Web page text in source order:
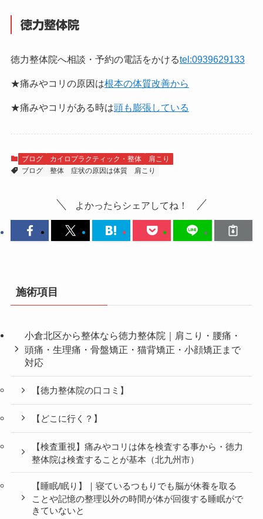
徳力整体院
徳力整体院へ相談・予約の電話をかけるtel:0939629133
★痛みやコリの原因は根本の体質改善から
★痛みやコリがある時は頭も膨張している
ブログ カイロプラクティック・整体
肩こり
ブログ
整体 症状の原因は体質 肩こり
よかったらシェアしてね！
施術項目
小倉北区から整体なら徳力整体院｜肩こり・腰痛・
頭痛・生理痛・骨盤矯正・猫背矯正・小顔矯正まで
対応
【徳力整体院の口コミ】
【どこに行く？】
【検査重視】痛みやコリは体を検査する事から・徳力
整体院は検査することが基本（北九州市）
【睡眠/眠り】｜寝ているつもりでも脳が休養を取る
ことや記憶の整理以外の時間が体が回復する睡眠がで
きていないと